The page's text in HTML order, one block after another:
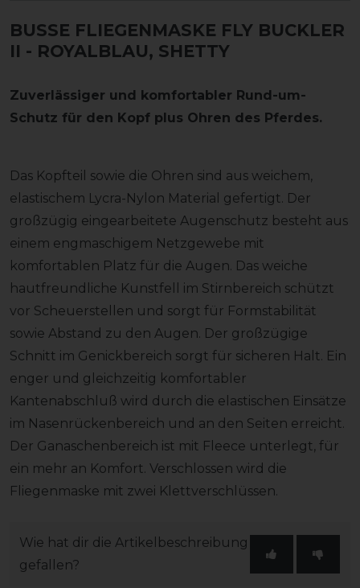
BUSSE FLIEGENMASKE FLY BUCKLER
II - ROYALBLAU, SHETTY
Zuverlässiger und komfortabler Rund-um-
Schutz für den Kopf plus Ohren des Pferdes.
Das Kopfteil sowie die Ohren sind aus weichem,
elastischem Lycra-Nylon Material gefertigt. Der
großzügig eingearbeitete Augenschutz besteht aus
einem engmaschigem Netzgewebe mit
komfortablen Platz für die Augen. Das weiche
hautfreundliche Kunstfell im Stirnbereich schützt
vor Scheuerstellen und sorgt für Formstabilität
sowie Abstand zu den Augen. Der großzügige
Schnitt im Genickbereich sorgt für sicheren Halt. Ein
enger und gleichzeitig komfortabler
Kantenabschluß wird durch die elastischen Einsätze
im Nasenrückenbereich und an den Seiten erreicht.
Der Ganaschenbereich ist mit Fleece unterlegt, für
ein mehr an Komfort. Verschlossen wird die
Fliegenmaske mit zwei Klettverschlüssen.
Wie hat dir die Artikelbeschreibung
gefallen?